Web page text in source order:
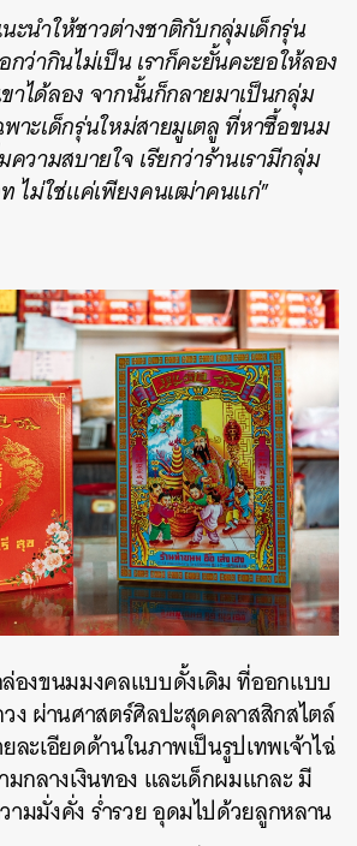
ะนำให้ชาวต่างชาติกับกลุ่มเด็กรุ่น
ว่ากินไม่เป็น เราก็คะยั้นคะยอให้ลอง
าได้ลอง จากนั้นก็กลายมาเป็นกลุ่ม
พาะเด็กรุ่นใหม่สายมูเตลู ที่หาซื้อขนม
ความสบายใจ เรียกว่าร้านเรามีกลุ่ม
ไม่ใช่แค่เพียงคนเฒ่าคนแก่”
องขนมมงคลแบบดั้งเดิม ที่ออกแบบ
ง ผ่านศาสตร์ศิลปะสุดคลาสสิกสไตล์
ะเอียดด้านในภาพเป็นรูปเทพเจ้าไฉ่
กลางเงินทอง และเด็กผมแกละ มี
มมั่งคั่ง ร่ำรวย อุดมไปด้วยลูกหลาน
TWEET LINE EMAIL